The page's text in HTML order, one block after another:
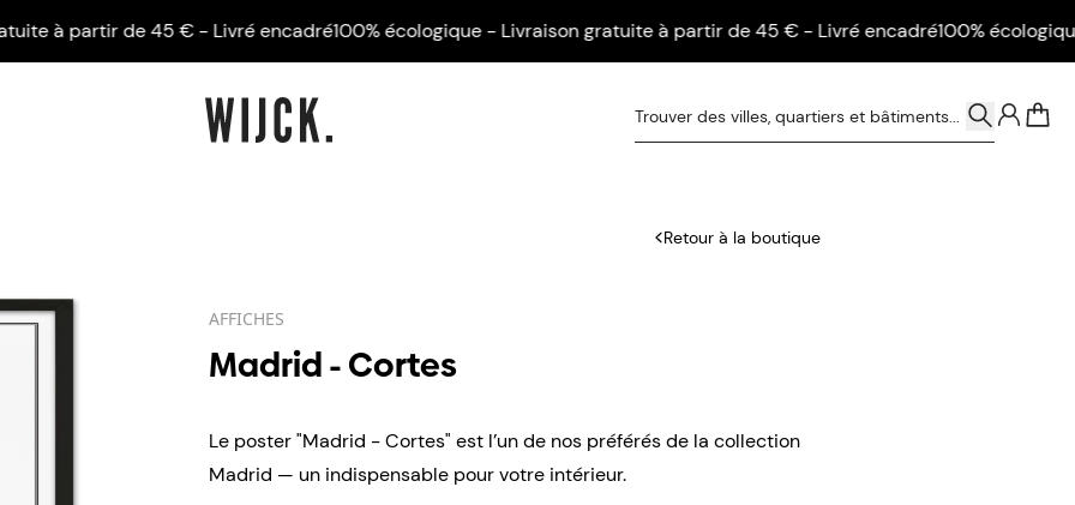
partir de 45 € - Livré encadré100% écologique - Livraison gratuite à partir de 45 € - Livré encadré100% écologique -
Retour à la boutique
AFFICHES
Madrid - Cortes
Le poster "Madrid - Cortes" est l’un de nos préférés de la collection
Madrid — un indispensable pour votre intérieur.